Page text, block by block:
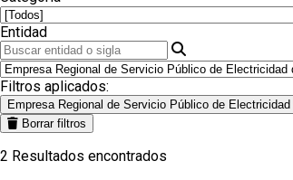
Entidad
Filtros aplicados:
Empresa Regional de Servicio Público de
Borrar filtros
2 Resultados encontrados